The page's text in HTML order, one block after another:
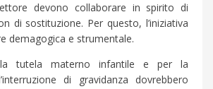
devono collaborare in spirito di
di sostituzione. Per questo, l’iniziativa
demagogica e strumentale.
tutela materno infantile e per la
di gravidanza dovrebbero